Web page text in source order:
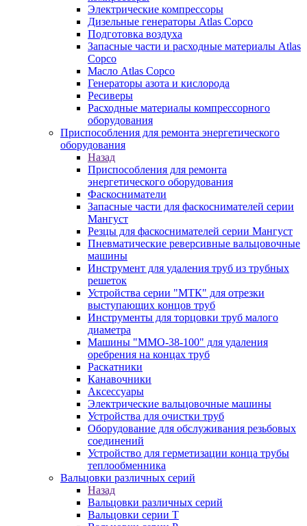
Электрические компрессоры
Дизельные генераторы Atlas Copco
Подготовка воздуха
Запасные части и расходные материалы Atlas
Copco
Масло Atlas Copco
Генераторы азота и кислорода
Ресиверы
Расходные материалы компрессорного
оборудования
Приспособления для ремонта энергетического
оборудования
Назад
Приспособления для ремонта
энергетического оборудования
Фаскосниматели
Запасные части для фаскоснимателей серии
Мангуст
Резцы для фаскоснимателей серии Мангуст
Пневматические реверсивные вальцовочные
машины
Инструмент для удаления труб из трубных
решеток
Устройства серии "МТК" для отрезки
выступающих концов труб
Инструменты для торцовки труб малого
диаметра
Машины "ММО-38-100" для удаления
оребрения на концах труб
Раскатники
Канавочники
Аксессуары
Электрические вальцовочные машины
Устройства для очистки труб
Оборудование для обслуживания резьбовых
соединений
Устройство для герметизации конца трубы
теплообменника
Вальцовки различных серий
Назад
Вальцовки различных серий
Вальцовки серии Т